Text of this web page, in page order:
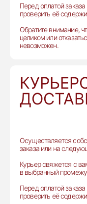
Перед оплатой
проверить её
Обратите внимание,
целиком или
невозможен.
Осуществляется
заказа или на
Курьер свяжется с
в выбранный
Перед оплатой
проверить её